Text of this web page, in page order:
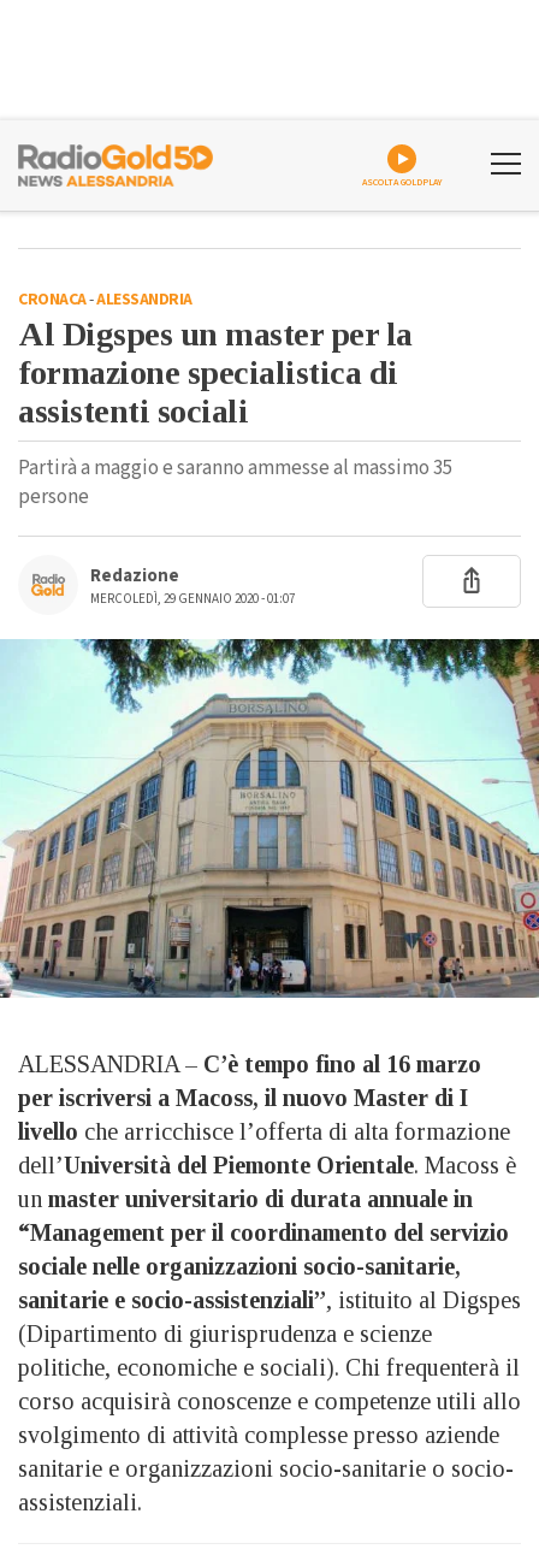
ASCOLTA GOLDPLAY
CRONACA-ALESSANDRIA
Al Digspes un master per la
formazione specialistica di
assistenti sociali
Partirà a maggio e saranno ammesse al massimo 35
persone
Redazione
MERCOLEDÌ, 29 GENNAIO 2020 - 01:07
ALESSANDRIA – C’è tempo fino al 16 marzo
per iscriversi a Macoss, il nuovo Master di I
livello che arricchisce l’offerta di alta formazione
dell’Università del Piemonte Orientale. Macoss è
un master universitario di durata annuale in
“Management per il coordinamento del servizio
sociale nelle organizzazioni socio-sanitarie,
sanitarie e socio-assistenziali”, istituito al Digspes
(Dipartimento di giurisprudenza e scienze
politiche, economiche e sociali). Chi frequenterà il
corso acquisirà conoscenze e competenze utili allo
svolgimento di attività complesse presso aziende
sanitarie e organizzazioni socio-sanitarie o socio-
assistenziali.